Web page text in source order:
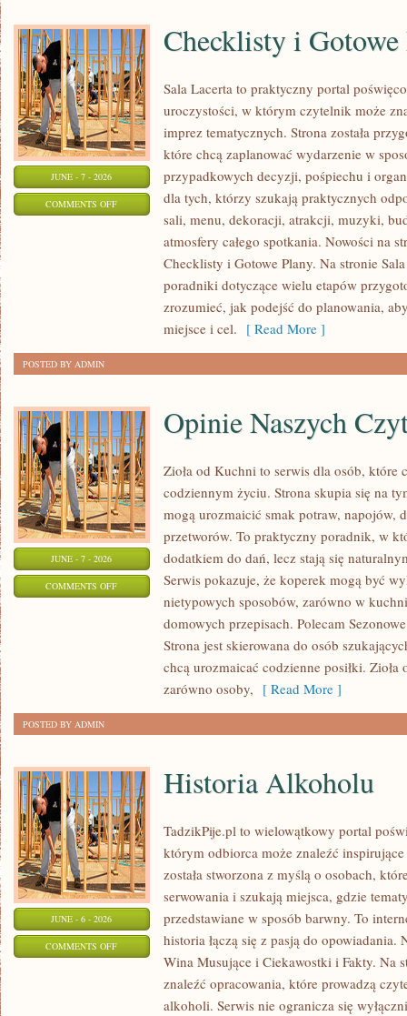
JUNE - 7 - 2026
COMMENTS OFFON
CHECKLISTY
Checklisty i Gotowe
Sala Lacerta to praktyczny portal
uroczystości, w którym czytelnik może
imprez tematycznych. Strona została
które chcą zaplanować wydarzenie w
przypadkowych decyzji, pośpiechu i
dla tych, którzy szukają praktycznych
sali, menu, dekoracji, atrakcji, muzyki,
atmosfery całego spotkania. Nowości na
Checklisty i Gotowe Plany. Na stronie
poradniki dotyczące wielu etapów
zrozumieć, jak podejść do planowania,
miejsce i cel. [ Read More ]
POSTED BY ADMIN
JUNE - 7 - 2026
COMMENTS OFFON
CZYTELNIKÓW
Opinie Naszych
Zioła od Kuchni to serwis dla osób, które
codziennym życiu. Strona skupia się na
mogą urozmaicić smak potraw, napojów,
przetworów. To praktyczny poradnik, w
dodatkiem do dań, lecz stają się
Serwis pokazuje, że koperek mogą być
nietypowych sposobów, zarówno w
domowych przepisach. Polecam
Strona jest skierowana do osób
chcą urozmaicać codzienne posiłki.
zarówno osoby, [ Read More ]
POSTED BY ADMIN
JUNE - 6 - 2026
COMMENTS OFFON
ALKOHOLU
Historia Alkoholu
TadzikPije.pl to wielowątkowy portal
którym odbiorca może znaleźć
została stworzona z myślą o osobach,
serwowania i szukają miejsca, gdzie
przedstawiane w sposób barwny. To
historia łączą się z pasją do opowiadania.
Wina Musujące i Ciekawostki i Fakty. Na
znaleźć opracowania, które prowadzą
alkoholi. Serwis nie ogranicza się